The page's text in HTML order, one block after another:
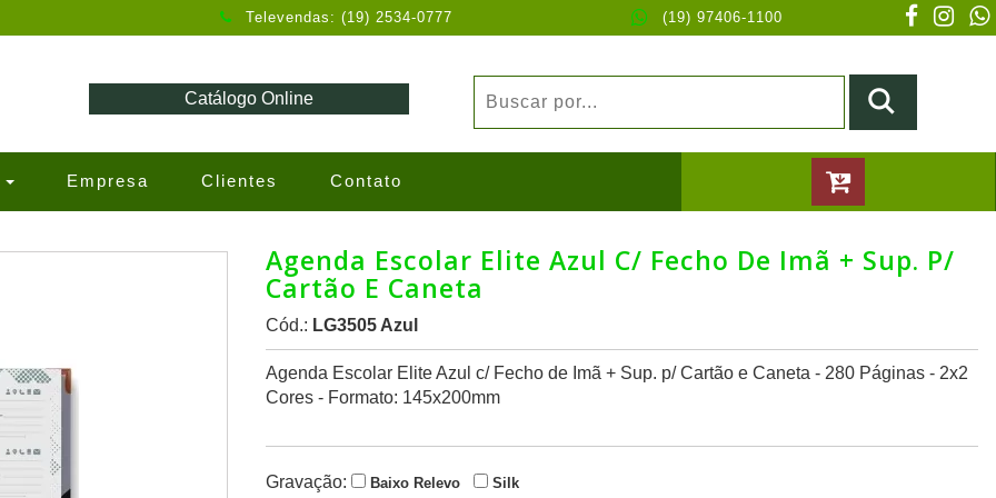
Televendas: (19) 2534-0777 (19) 97406-1100
Catálogo Online
Empresa Clientes Contato
Agenda Escolar Elite Azul C/ Fecho De Imã + Sup. P/
Cartão E Caneta
Cód.: LG3505 Azul
Agenda Escolar Elite Azul c/ Fecho de Imã + Sup. p/ Cartão e Caneta - 280 Páginas - 2x2
Cores - Formato: 145x200mm
Gravação: Baixo Relevo Silk